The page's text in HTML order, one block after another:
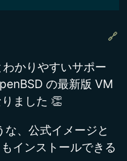
かりやすいサポー
の最新版 VM
ました 👏
、公式イメージと
インストールできる